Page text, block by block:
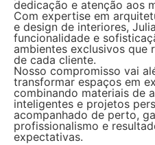
dedicação e atenção aos
Com expertise em
e design de interiores,
funcionalidade e
ambientes exclusivos que
de cada cliente.
Nosso compromisso vai
transformar espaços em
combinando materiais de
inteligentes e projetos
acompanhado de perto,
profissionalismo e
expectativas.